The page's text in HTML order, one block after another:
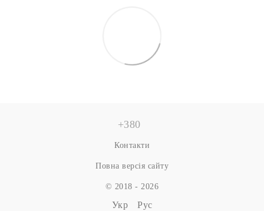
+380
Контакти
Повна версія сайту
© 2018 - 2026
Укр Рус